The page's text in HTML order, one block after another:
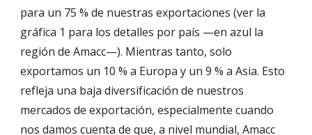
para un 75 % de nuestras exportaciones (ver la
gráfica 1 para los detalles por país —en azul la
región de Amacc—). Mientras tanto, solo
exportamos un 10 % a Europa y un 9 % a Asia. Esto
refleja una baja diversificación de nuestros
mercados de exportación, especialmente cuando
nos damos cuenta de que, a nivel mundial, Amacc